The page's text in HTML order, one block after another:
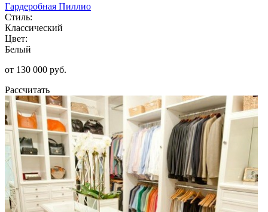
Гардеробная Пиллио
Стиль:
Классический
Цвет:
Белый
от 130 000 руб.
Рассчитать